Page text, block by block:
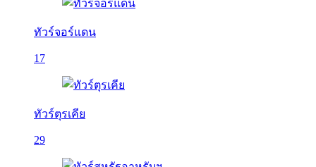
ทัวร์จอร์แดน
17
ทัวร์ตุรเคีย
29